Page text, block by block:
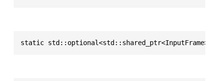
static std::optional<std::shared_ptr<InputFrame>>